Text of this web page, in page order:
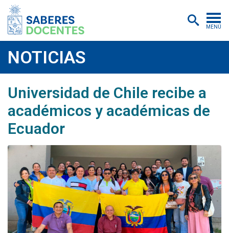
MENÚ
Postítulos y diplomados
Asistencias educativas
Investigación
Quiénes somos
Inscripciones
Certificados digitales
Aulas virtuales
NOTICIAS
Universidad de Chile recibe a
académicos y académicas de
Ecuador